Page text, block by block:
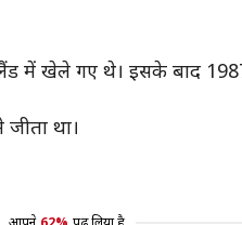
में खेले गए थे। इसके बाद
था।